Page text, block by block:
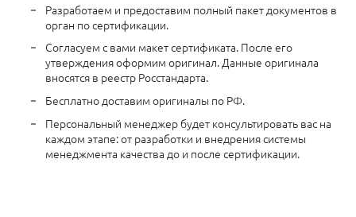
Разработаем и предоставим полный пакет документов в
орган по сертификации.
Согласуем с вами макет сертификата. После его
утверждения оформим оригинал. Данные оригинала
вносятся в реестр Росстандарта.
Бесплатно доставим оригиналы по РФ.
Персональный менеджер будет консультировать вас на
каждом этапе: от разработки и внедрения системы
менеджмента качества до и после сертификации.